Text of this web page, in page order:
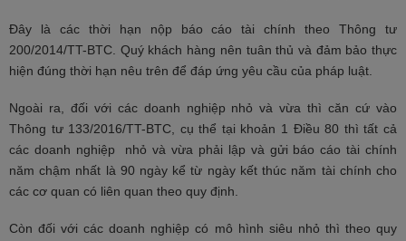
Đây là các thời hạn nộp báo cáo tài chính theo Thông tư
200/2014/TT-BTC. Quý khách hàng nên tuân thủ và đảm bảo thực
hiện đúng thời hạn nêu trên để đáp ứng yêu cầu của pháp luật.
Ngoài ra, đối với các doanh nghiệp nhỏ và vừa thì căn cứ vào
Thông tư 133/2016/TT-BTC, cụ thể tại khoản 1 Điều 80 thì tất cả
các doanh nghiệp nhỏ và vừa phải lập và gửi báo cáo tài chính
năm chậm nhất là 90 ngày kể từ ngày kết thúc năm tài chính cho
các cơ quan có liên quan theo quy định.
Còn đối với các doanh nghiệp có mô hình siêu nhỏ thì theo quy